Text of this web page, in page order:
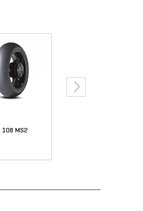
108 MS2